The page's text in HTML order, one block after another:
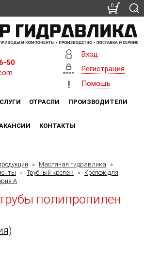
50
Вход
Регистрация
Помощь
ОТРАСЛИ ПРОИЗВОДИТЕЛИ
КОНТАКТЫ
» Масляная гидравлика
»
» Трубный крепеж » Крепеж для
A
полипропилен
0